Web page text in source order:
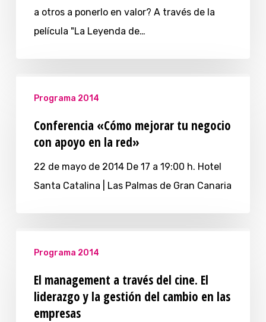
a otros a ponerlo en valor? A través de la
película "La Leyenda de…
Programa 2014
Conferencia «Cómo mejorar tu negocio
con apoyo en la red»
22 de mayo de 2014 De 17 a 19:00 h. Hotel
Santa Catalina | Las Palmas de Gran Canaria
Programa 2014
El management a través del cine. El
liderazgo y la gestión del cambio en las
empresas